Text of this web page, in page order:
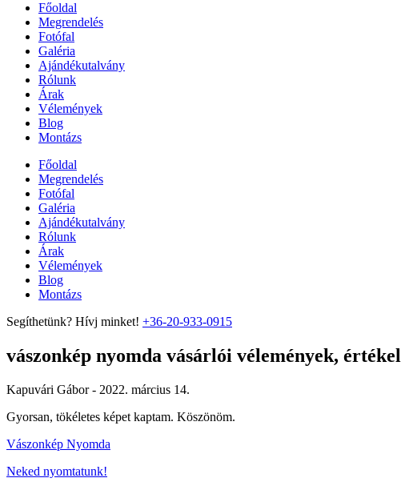
Főoldal
Megrendelés
Fotófal
Galéria
Ajándékutalvány
Rólunk
Árak
Vélemények
Blog
Montázs
Főoldal
Megrendelés
Fotófal
Galéria
Ajándékutalvány
Rólunk
Árak
Vélemények
Blog
Montázs
Segíthetünk? Hívj minket! +36-20-933-0915
vászonkép nyomda vásárlói vélemények,
Kapuvári Gábor - 2022. március 14.
Gyorsan, tökéletes képet kaptam. Köszönöm.
Vászonkép Nyomda
Neked nyomtatunk!